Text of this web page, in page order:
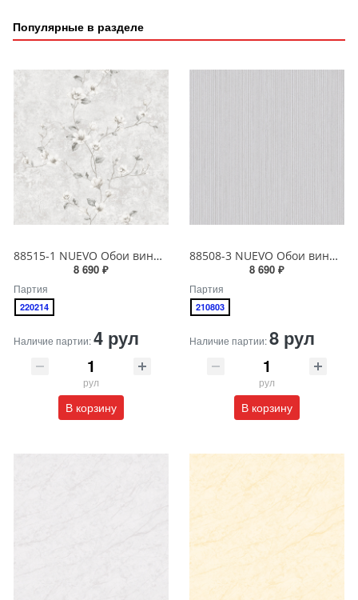
Популярные в разделе
88515-1 NUEVO Обои виниловые на бумажной основе 1.06*15.6
8 690 ₽
Партия
220214
Наличие партии:4 рул
рул
В корзину
88508-3 NUEVO Обои виниловые на бумажной основе 1.06*15.6
8 690 ₽
Партия
210803
Наличие партии:8 рул
рул
В корзину